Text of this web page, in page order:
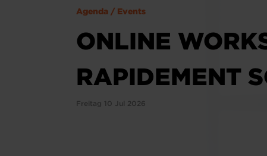
Agenda / Events
ONLINE
RAPIDEMENT
Freitag 10 Jul 2026